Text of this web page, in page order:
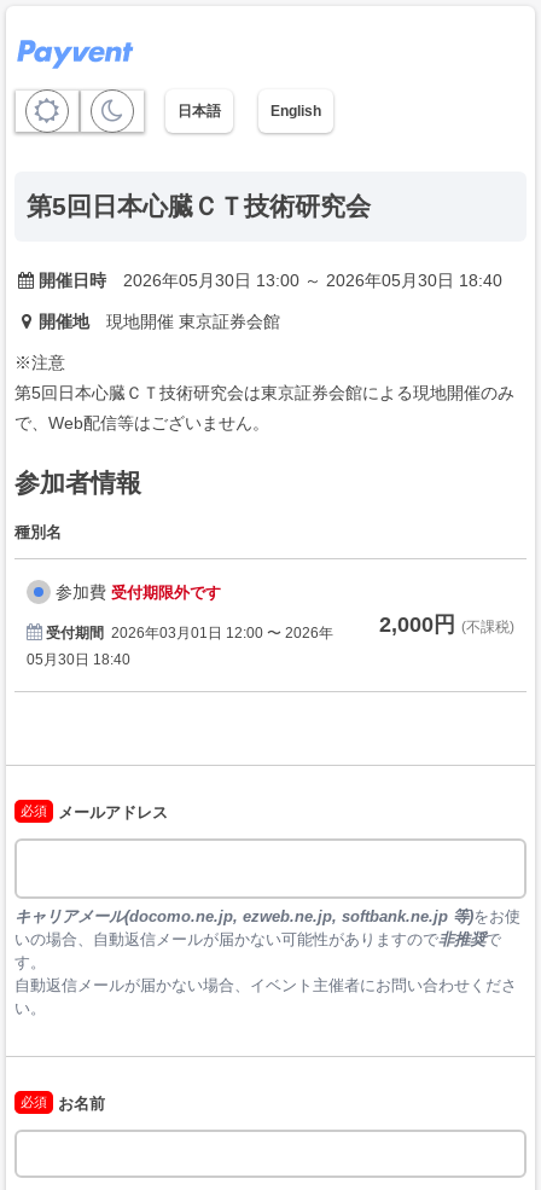
日本語 English
第5回日本心臓ＣＴ技術研究会
開催日時 2026年05月30日 13:00 ～ 2026年05月30日 18:40
開催地 現地開催 東京証券会館
※注意
第5回日本心臓ＣＴ技術研究会は東京証券会館による現地開催のみ
で、Web配信等はございません。
参加者情報
種別名
参加費 受付期限外です
受付期間 2026年03月01日 12:00 〜 2026年
05月30日 18:40
2,000円 (不課税)
必須 メールアドレス
キャリアメール(docomo.ne.jp, ezweb.ne.jp, softbank.ne.jp 等)をお使
いの場合、自動返信メールが届かない可能性がありますので非推奨で
す。
自動返信メールが届かない場合、イベント主催者にお問い合わせくださ
い。
必須 お名前